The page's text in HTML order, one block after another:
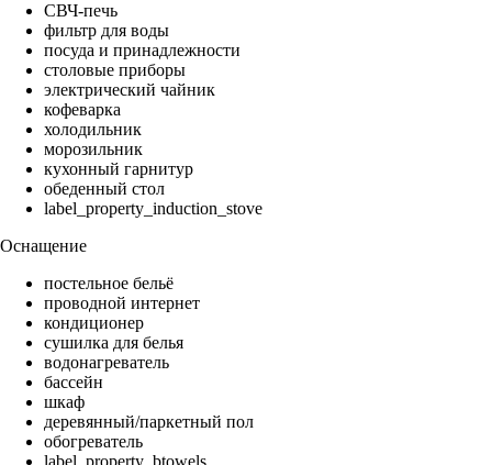
СВЧ-печь
фильтр для воды
посуда и принадлежности
столовые приборы
электрический чайник
кофеварка
холодильник
морозильник
кухонный гарнитур
обеденный стол
label_property_induction_stove
Оснащение
постельное бельё
проводной интернет
кондиционер
сушилка для белья
водонагреватель
бассейн
шкаф
деревянный/паркетный пол
обогреватель
label_property_btowels